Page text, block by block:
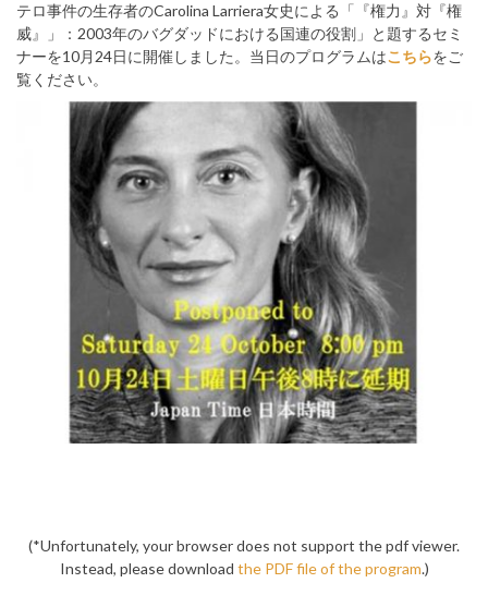
テロ事件の生存者のCarolina Larriera女史による「『権力』対『権
威』」：2003年のバグダッドにおける国連の役割」と題するセミ
ナーを10月24日に開催しました。当日のプログラムはこちらをご
覧ください。
(*Unfortunately, your browser does not support the pdf viewer.
Instead, please download the PDF file of the program.)